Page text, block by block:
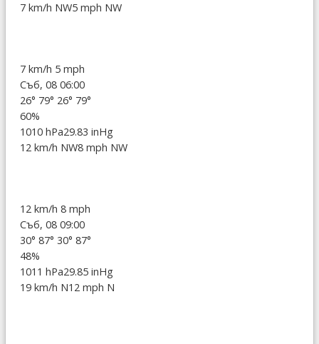
7 km/h NW5 mph NW
7 km/h 5 mph
Съб, 08 06:00
26° 79° 26° 79°
60%
1010 hPa29.83 inHg
12 km/h NW8 mph NW
12 km/h 8 mph
Съб, 08 09:00
30° 87° 30° 87°
48%
1011 hPa29.85 inHg
19 km/h N12 mph N